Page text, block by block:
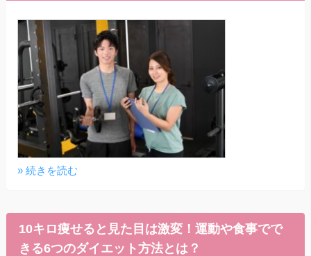
» 続きを読む
10キロ痩せると見た目は激変！運動や食事でで
きる6つのダイエット方法とは？